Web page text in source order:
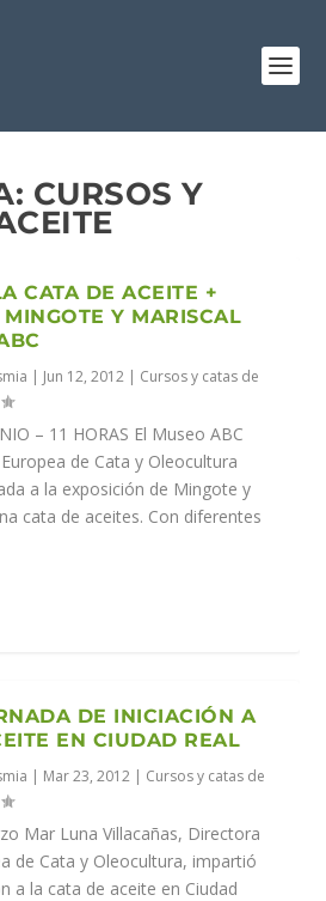
CURSOS Y
CATA DE ACEITE +
Y MARISCAL
| Jun 12, 2012 | Cursos y catas de
– 11 HORAS El Museo ABC
de Cata y Oleocultura
a la exposición de Mingote y
cata de aceites. Con diferentes
DE INICIACIÓN A
EN CIUDAD REAL
| Mar 23, 2012 | Cursos y catas de
Mar Luna Villacañas, Directora
de Cata y Oleocultura, impartió
a la cata de aceite en Ciudad